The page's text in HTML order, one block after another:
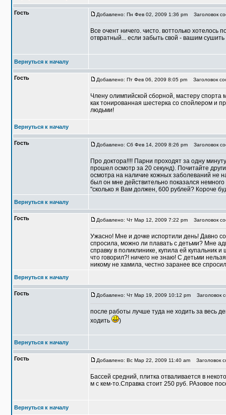
Гость Добавлено: Пн Фев 02, 2009 1:36 pm Заголовок
Все очент ничего. чисто. воттолько
отвратный... если забыть свой - вашим сушить
Вернуться к началу
Гость Добавлено: Пт Фев 06, 2009 8:05 pm Заголовок
Члену олимпийской сборной, мастеру спорта
как тонированная шестерка со спойлером и
людьми!
Вернуться к началу
Гость Добавлено: Сб Фев 14, 2009 8:26 pm Заголовок
Про доктора!!!! Парни проходят за одну
прошел осмотр за 20 секунд). Почитайте
осмотра на наличие кожных заболеваний не
был он мне действительно показался
"сколько я Вам должен, 600 рублей? Короче
Вернуться к началу
Гость Добавлено: Чт Мар 12, 2009 7:22 pm Заголовок
Ужасно! Мне и дочке испортили день! Давно
спросила, можно ли плавать с детьми? Мне
справку в поликлинике, купила ей купальник
что говорил?! ничего не знаю! С детьми
никому не хамила, честно заранее все
Вернуться к началу
Гость Добавлено: Чт Мар 19, 2009 10:12 pm Заголовок
после работы лучше туда не ходить за весь
ходить
)
Вернуться к началу
Гость Добавлено: Вс Мар 22, 2009 11:40 am Заголовок
Бассей средний, плитка отваливается в
м с кем-то.Справка стоит 250 руб. РАзовое
Вернуться к началу